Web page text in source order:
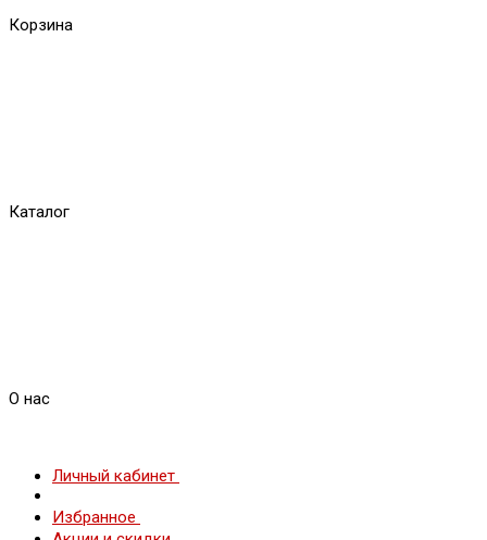
Корзина
Каталог
О нас
Личный кабинет
Избранное